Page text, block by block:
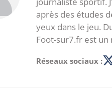
après des études
yeux dans le jeu.
Foot-sur7.fr est un
Réseaux sociaux :